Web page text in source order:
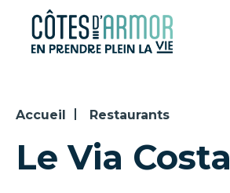
Panneau de gestion des cookies
Accueil Restaurants
Le Via Costa